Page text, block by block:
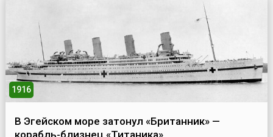
1916
В Эгейском море затонул «Британник» —